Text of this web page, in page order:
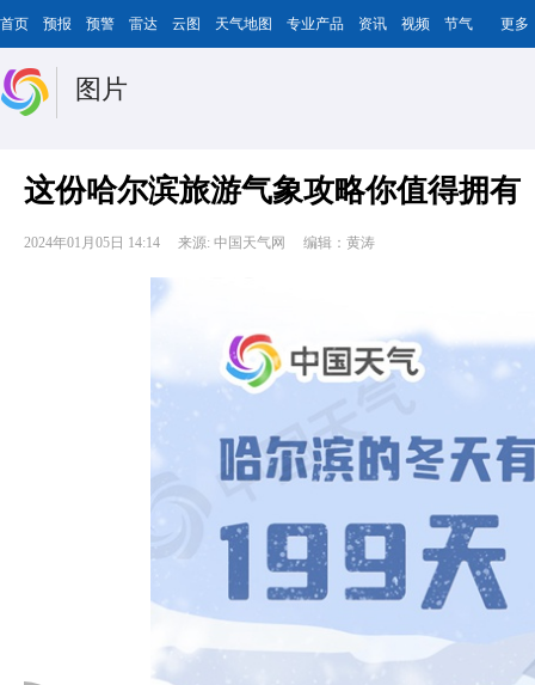
首页 预报 预警 雷达 云图 天气地图 专业产品 资讯 视频 节气 更多
图片
这份哈尔滨旅游气象攻略你值得拥有
2024年01月05日 14:14 来源: 中国天气网 编辑：黄涛